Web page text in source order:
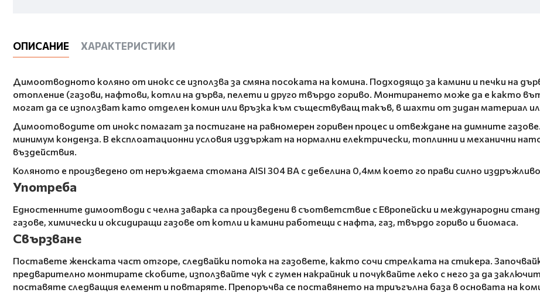
ОПИСАНИЕ ХАРАКТЕРИСТИКИ
Димоотводното коляно от инокс се използва за смяна посоката на комина. Подходящо за камини и печки на
отопление (газови, нафтови, котли на дърва, пелети и друго твърдо гориво. Монтирането може да е както
могат да се използват като отделен комин или връзка към съществуващ такъв, в шахти от зидан материал
Димоотоводите от инокс помагат за постигане на равномерен горивен процес и отвеждане на димните
минимум конденза. В експлоатационни условия издържат на нормални електрически, топлинни и механични
въздействия.
Коляното е произведено от неръждаема стомана AISI 304 BA с дебелина 0,4мм което го прави силно
Употреба
Едностенните димоотводи с челна заварка са произведени в съответствие с Европейски и международни
газове, химически и оксидиращи газове от котли и камини работещи с нафта, газ, твърдо гориво и биомаса.
Свързване
Поставете женската част отгоре, следвайки потока на газовете, както сочи стрелката на стикера.
предварително монтирате скобите, използвайте чук с гумен накрайник и почуквайте леко с него за да
поставяте следващия елемент и повтаряте. Препоръчва се поставянето на триъгълна база в основата на